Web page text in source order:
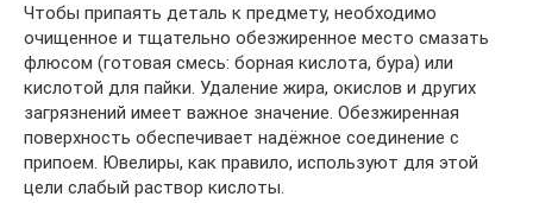
Чтобы припаять деталь к предмету, необходимо
очищенное и тщательно обезжиренное место смазать
флюсом (готовая смесь: борная кислота, бура) или
кислотой для пайки. Удаление жира, окислов и других
загрязнений имеет важное значение. Обезжиренная
поверхность обеспечивает надёжное соединение с
припоем. Ювелиры, как правило, используют для этой
цели слабый раствор кислоты.